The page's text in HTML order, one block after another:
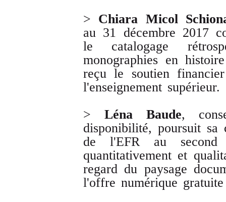
> Chiara Micol
au 31 décembre 2017
le catalogage
monographies en
reçu le soutien
l'enseignement supérieur.
> Léna Baude,
disponibilité, poursuit sa
de l'EFR au second
quantitativement et
regard du paysage
l'offre numérique